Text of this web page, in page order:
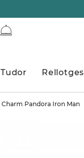
Tudor Rellotges
Charm Pandora Iron Man